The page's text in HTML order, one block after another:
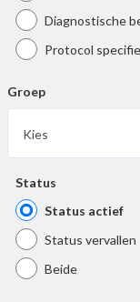
Diagnostische
Protocol
Groep
Kies
Status
Status actief
Status vervallen
Beide